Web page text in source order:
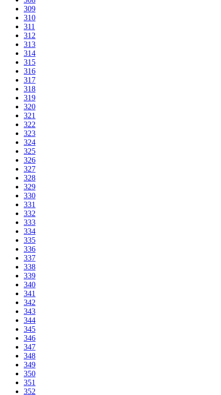
309
310
311
312
313
314
315
316
317
318
319
320
321
322
323
324
325
326
327
328
329
330
331
332
333
334
335
336
337
338
339
340
341
342
343
344
345
346
347
348
349
350
351
352